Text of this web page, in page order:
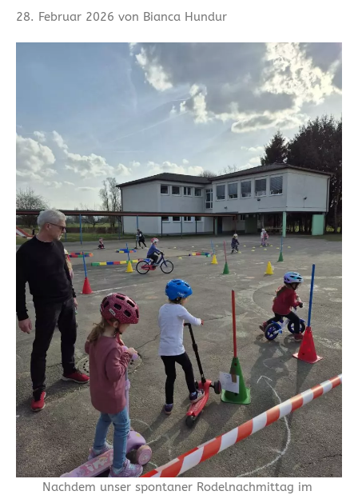
28. Februar 2026 von Bianca Hundur
Nachdem unser spontaner Rodelnachmittag im